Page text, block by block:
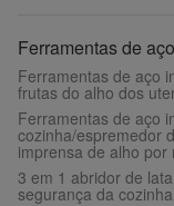
Ferramentas de
Ferramentas de aço
frutas do alho dos
Ferramentas de aço
cozinha/espremedor
imprensa de alho por
3 em 1 abridor de
segurança da